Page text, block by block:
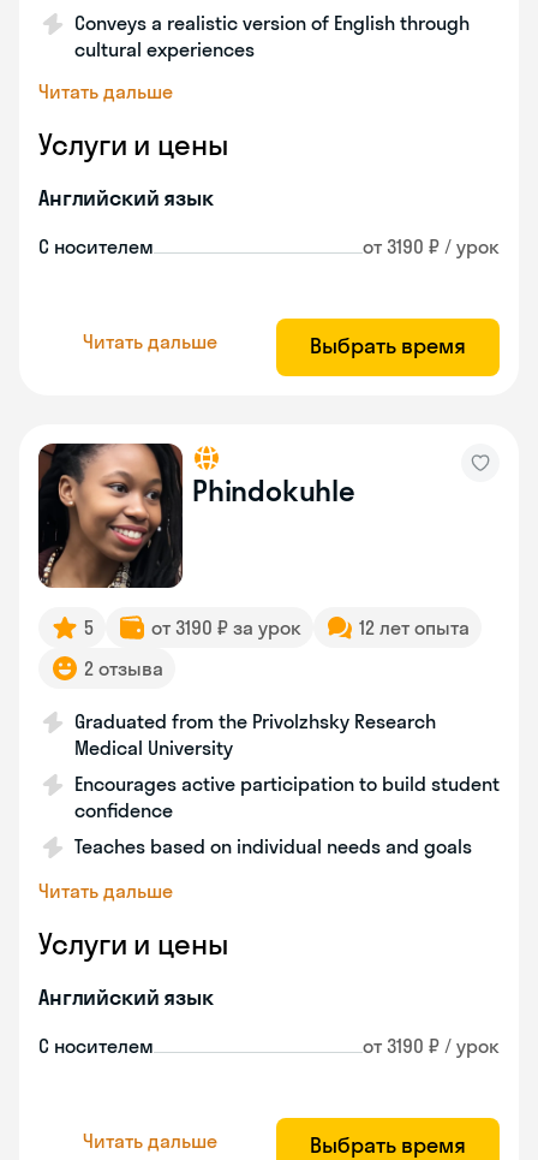
Conveys a realistic version of English through
cultural experiences
Читать дальше
Услуги и цены
Английский язык
С носителем от 3190 ₽ / урок
Читать дальше Выбрать время
Phindokuhle
5 от 3190 ₽ за урок
12 лет опыта
2 отзыва
Graduated from the Privolzhsky Research
Medical University
Encourages active participation to build student
confidence
Teaches based on individual needs and goals
Читать дальше
Услуги и цены
Английский язык
С носителем от 3190 ₽ / урок
Читать дальше Выбрать время